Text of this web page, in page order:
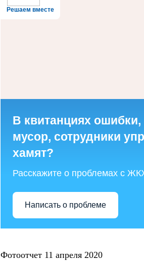
Решаем вместе
В квитанциях
мусор, сотрудники
хамят?
Расскажите о проблемах с
Написать о проблеме
Фотоотчет 11 апреля 2020